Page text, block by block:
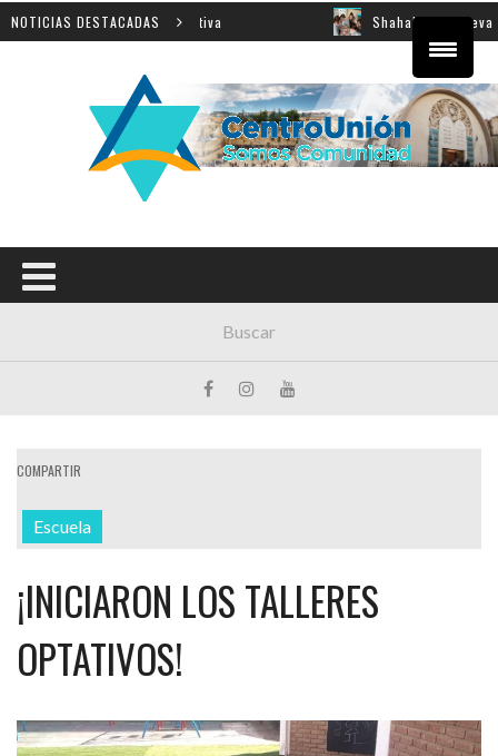
NOTICIAS DESTACADAS
innovación educativa Shahak: una nueva
COMPARTIR
Escuela
¡INICIARON LOS TALLERES
OPTATIVOS!